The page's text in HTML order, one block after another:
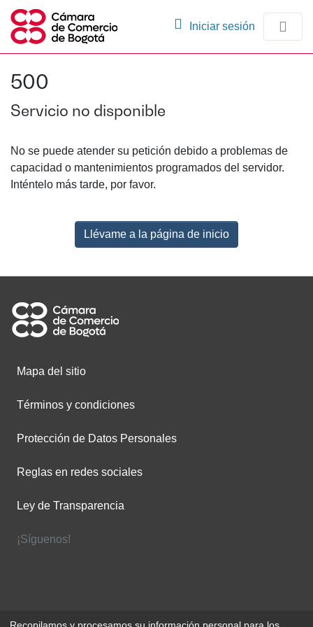
Iniciar sesión (current)
500
Servicio no disponible
No se puede atender su petición debido a problemas de
capacidad o mantenimientos programados del servidor.
Inténtelo más tarde, por favor.
Llévame a la página de inicio
Mapa del sitio
Términos y condiciones
Protección de Datos Personales
Reglas en redes sociales
Ley de Transparencia
¡Síguenos!